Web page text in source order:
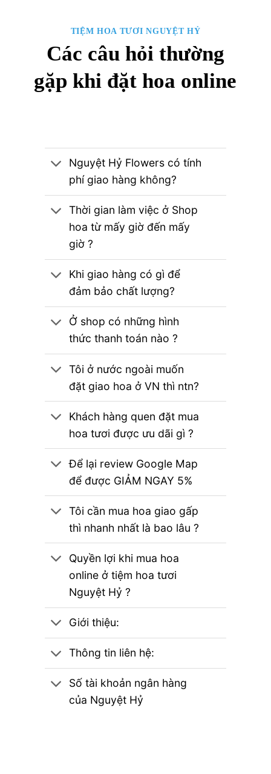
TIỆM HOA TƯƠI NGUYỆT HỶ
Các câu hỏi thường
gặp khi đặt hoa online
Nguyệt Hỷ Flowers có tính
phí giao hàng không?
Thời gian làm việc ở Shop
hoa từ mấy giờ đến mấy
giờ ?
Khi giao hàng có gì để
đảm bảo chất lượng?
Ở shop có những hình
thức thanh toán nào ?
Tôi ở nước ngoài muốn
đặt giao hoa ở VN thì ntn?
Khách hàng quen đặt mua
hoa tươi được ưu dãi gì ?
Để lại review Google Map
để được GIẢM NGAY 5%
Tôi cần mua hoa giao gấp
thì nhanh nhất là bao lâu ?
Quyền lợi khi mua hoa
online ở tiệm hoa tươi
Nguyệt Hỷ ?
Giới thiệu:
Thông tin liên hệ:
Số tài khoản ngân hàng
của Nguyệt Hỷ